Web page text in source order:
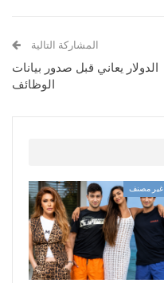
المشاركة التالية
الدولار يعاني قبل صدور بيانات
الوظائف
غير مصنف